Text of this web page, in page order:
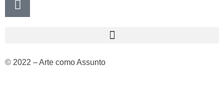
© 2022 – Arte como Assunto